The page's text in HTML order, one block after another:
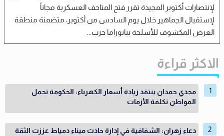
لإنتصارات أكتوبر المجيدة تقرر فتح المتاحف العسكرية مجاناً
لإستقبال الجماهير خلال يوم السادس من أكتوبر، متضمنة منطقة
العرض المكشوف للأسلحة ببانوراما حرب...
الاكثر قراءة
مجدي حمدان ينتقد زيادة أسعار الكهرباء: الحكومة تحمل
المواطن تكلفة الأزمات
دعاء زهران: الشفافية في إدارة حادث ميناء دمياط عززت الثقة